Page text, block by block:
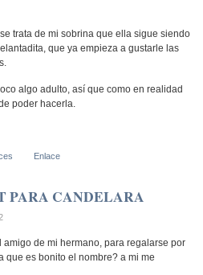
trata de mi sobrina que ella sigue siendo
que ya empieza a gustarle las
algo adulto, así que como en realidad
poder hacerla.
Enlace
PARA CANDELARA
de mi hermano, para regalarse por
que es bonito el nombre? a mi me